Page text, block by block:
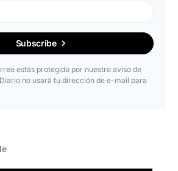
Subscribe
estás protegido por nuestro aviso de
no usará tu dirección de e-mail para